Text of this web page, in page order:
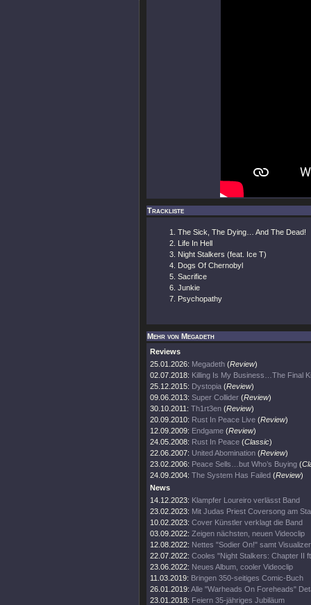
Trackliste
The Sick, The Dying… And The Dead!
Life In Hell
Night Stalkers (feat. Ice T)
Dogs Of Chernobyl
Sacrifice
Junkie
Psychopathy
Mehr von Megadeth
Reviews
25.01.2026: Megadeth (Review)
02.07.2018: Killing Is My Business…The Final
25.12.2015: Dystopia (Review)
09.06.2013: Super Collider (Review)
30.10.2011: Th1rt3en (Review)
20.09.2010: Rust In Peace Live (Review)
12.09.2009: Endgame (Review)
24.05.2008: Rust In Peace (Classic)
22.06.2007: United Abomination (Review)
23.02.2006: Peace Sells…but Who’s Buying (
24.09.2004: The System Has Failed (Review)
News
14.12.2023: Klampfer Loureiro verlässt Band
23.02.2023: Mit Judas Priest Coversong am
10.02.2023: Cover Künstler verklagt die Band
03.09.2022: Zeigen nächsten, neuen Videoclip
12.08.2022: Nettes "Sodier On!" samt Visualizer
22.07.2022: Cooles "Night Stalkers: Chapter II
23.06.2022: Neues Album, cooler Videoclip
11.03.2019: Bringen 350-seitiges Comic-Buch
26.01.2019: Alle "Warheads On Foreheads"
23.01.2018: Feiern 35-jähriges Jubiläum